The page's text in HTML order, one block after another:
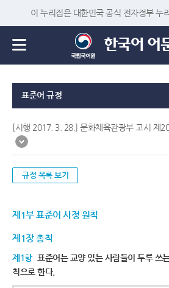
이 누리집은 대한민국 공식 전자정부 누
표준어 규정
[시행 2017. 3. 28.] 문화체육관광부 고시 제
규정 목록 보기
제1부 표준어 사정 원칙
제1장 총칙
제1항 표준어는 교양 있는 사람들이 두루 쓰
칙으로 한다.